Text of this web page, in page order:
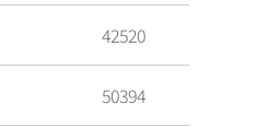
42520
50394